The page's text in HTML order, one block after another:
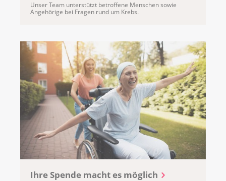
Unser Team unterstützt betroffene Menschen sowie
Angehörige bei Fragen rund um Krebs.
Ihre Spende macht es möglich